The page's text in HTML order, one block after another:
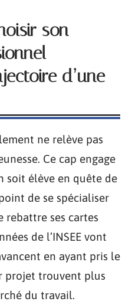
son
d’une
ne relève pas
Ce cap engage
soit élève en quête de
de se spécialiser
ses cartes
de l’INSEE vont
en ayant pris le
projet trouvent plus
du travail.